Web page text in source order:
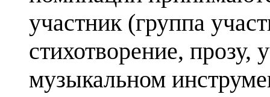
участник (группа
стихотворение, прозу,
музыкальном